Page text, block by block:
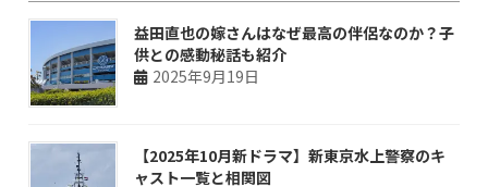
益田直也の嫁さんはなぜ最高の伴侶なのか？子
供との感動秘話も紹介
2025年9月19日
【2025年10月新ドラマ】新東京水上警察のキ
ャスト一覧と相関図